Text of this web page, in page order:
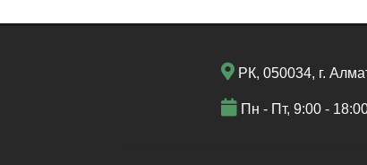
РК, 050034, г.
Пн - Пт, 9:00 -